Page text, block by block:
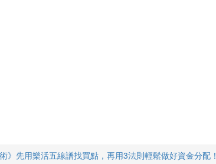
》先用樂活五線譜找買點，再用3法則輕鬆做好資金分配！